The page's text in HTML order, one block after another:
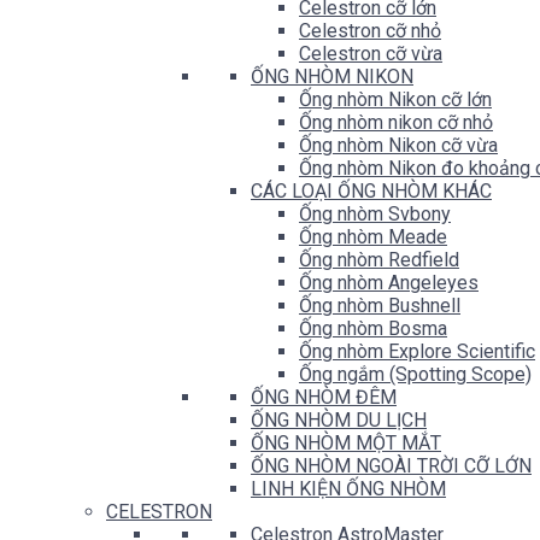
Celestron cỡ lớn
Celestron cỡ nhỏ
Celestron cỡ vừa
ỐNG NHÒM NIKON
Ống nhòm Nikon cỡ lớn
Ống nhòm nikon cỡ nhỏ
Ống nhòm Nikon cỡ vừa
Ống nhòm Nikon đo khoảng
CÁC LOẠI ỐNG NHÒM KHÁC
Ống nhòm Svbony
Ống nhòm Meade
Ống nhòm Redfield
Ống nhòm Angeleyes
Ống nhòm Bushnell
Ống nhòm Bosma
Ống nhòm Explore Scientific
Ống ngắm (Spotting Scope)
ỐNG NHÒM ĐÊM
ỐNG NHÒM DU LỊCH
ỐNG NHÒM MỘT MẮT
ỐNG NHÒM NGOÀI TRỜI CỠ LỚN
LINH KIỆN ỐNG NHÒM
CELESTRON
Celestron AstroMaster